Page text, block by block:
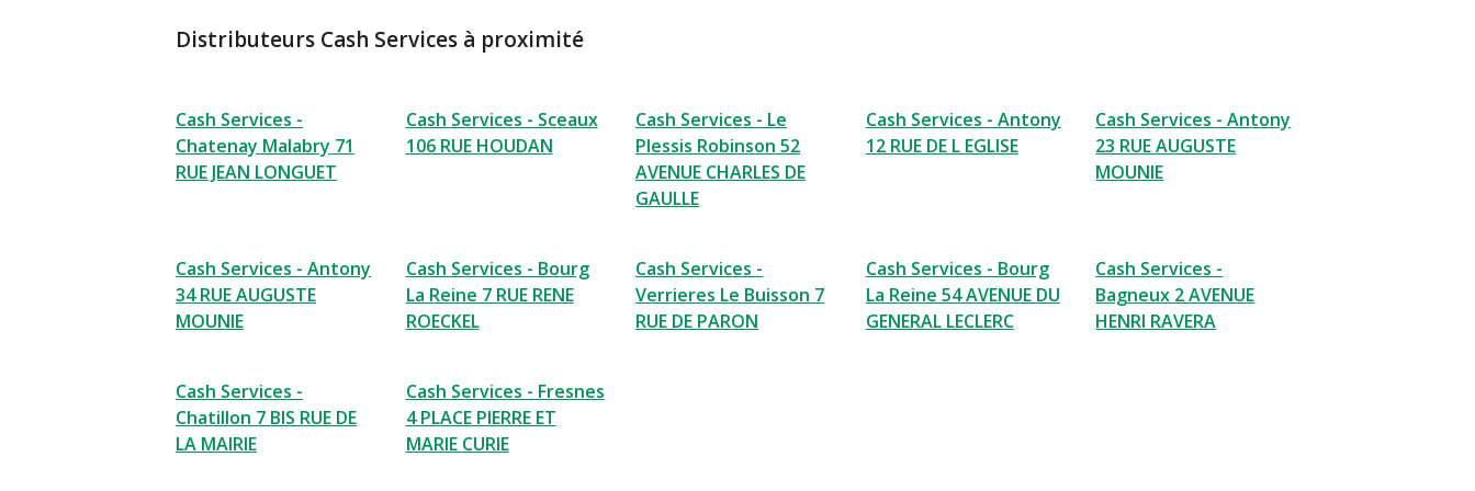
Distributeurs Cash Services à proximité
Cash Services -
Chatenay Malabry 71
RUE JEAN LONGUET
Cash Services - Sceaux
106 RUE HOUDAN
Cash Services - Le
Plessis Robinson 52
AVENUE CHARLES DE
GAULLE
Cash Services - Antony
12 RUE DE L EGLISE
Cash Services - Antony
23 RUE AUGUSTE
MOUNIE
Cash Services - Antony
34 RUE AUGUSTE
MOUNIE
Cash Services - Bourg
La Reine 7 RUE RENE
ROECKEL
Cash Services -
Verrieres Le Buisson 7
RUE DE PARON
Cash Services - Bourg
La Reine 54 AVENUE DU
GENERAL LECLERC
Cash Services -
Bagneux 2 AVENUE
HENRI RAVERA
Cash Services -
Chatillon 7 BIS RUE DE
LA MAIRIE
Cash Services - Fresnes
4 PLACE PIERRE ET
MARIE CURIE